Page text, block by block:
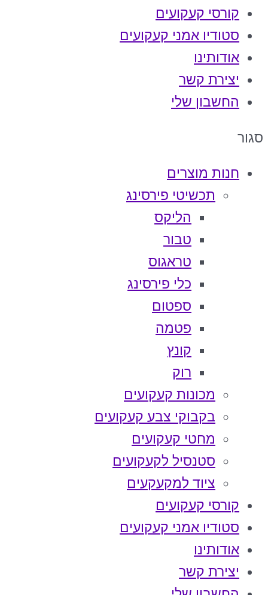
קורסי קעקועים
סטודיו אמני קעקועים
אודותינו
יצירת קשר
החשבון שלי
סגור
חנות מוצרים
תכשיטי פירסינג
הליקס
טבור
טראגוס
כלי פירסינג
ספטום
פטמה
קונץ
רוק
מכונות קעקועים
בקבוקי צבע קעקועים
מחטי קעקועים
סטנסיל לקעקועים
ציוד למקעקעים
קורסי קעקועים
סטודיו אמני קעקועים
אודותינו
יצירת קשר